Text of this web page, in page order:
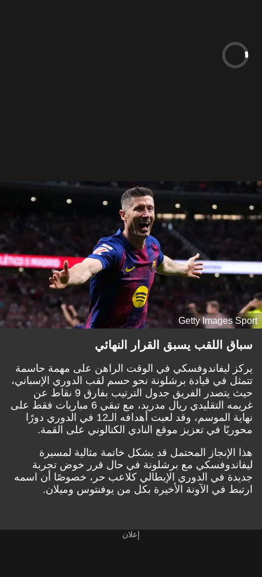
Getty
اللقب يسبق القرار النهائي
ليفاندوفسكي في الوقت الراهن على مهمة حاسمة
في قيادة برشلونة نحو حسم لقب الدوري الإسباني،
حيث يتصدر الفريق جدول الترتيب بفارق 9 نقاط عن
غريمه التقليدي ريال مدريد، مع تبقي 6 مباريات فقط على
نهاية الموسم، وقد لعبت أهدافه الـ12 في الدوري دورًا
في تعزيز موقع النادي الكتالوني على القمة.
المحتمل قد يشكل خاتمة مثالية لمسيرة
مع برشلونة في حال قرر خوض تجربة
في الدوري الإيطالي كلاعب حر، خصوصًا أن اسمه
في الآونة الأخيرة بكل من يوفنتوس وميلان.